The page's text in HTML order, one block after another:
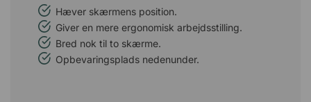
Hæver skærmens position.
Giver en mere ergonomisk arbejdsstilling.
Bred nok til to skærme.
Opbevaringsplads nedenunder.